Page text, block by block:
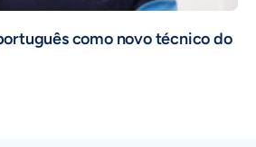
como novo técnico do